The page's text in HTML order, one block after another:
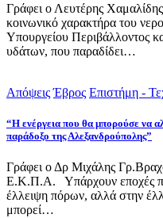
Γράφει ο Λευτέρης
κοινωνικό χαρακτήρα του
Υπουργείου Περιβάλλοντος
υδάτων, που παραδίδει…
Απόψεις Έβρος Επιστήμη -
“Η ενέργεια που θα μπορούσε να
παράδοξο της Αλεξανδρούπολης”
Γράφει ο Δρ Μιχάλης
Ε.Κ.Π.Α. Υπάρχουν εποχές
έλλειψη πόρων, αλλά στην
μπορεί…